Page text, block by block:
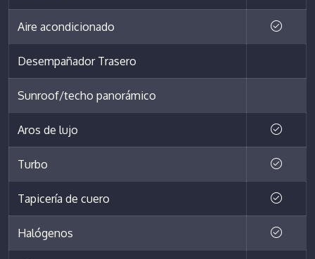
Aire acondicionado
Desempañador Trasero
Sunroof/techo panorámico
Aros de lujo
Turbo
Tapicería de cuero
Halógenos